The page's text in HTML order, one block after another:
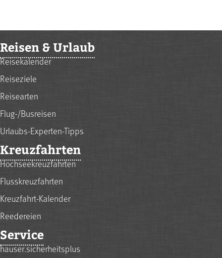
Reisen & Urlaub
Reisekalender
Reiseziele
Reisearten
Flug-/Busreisen
Urlaubs-Experten-Tipps
Kreuzfahrten
Hochseekreuzfahrten
Flusskreuzfahrten
Kreuzfahrt-Kalender
Reedereien
Service
hauser.sicherheitsplus